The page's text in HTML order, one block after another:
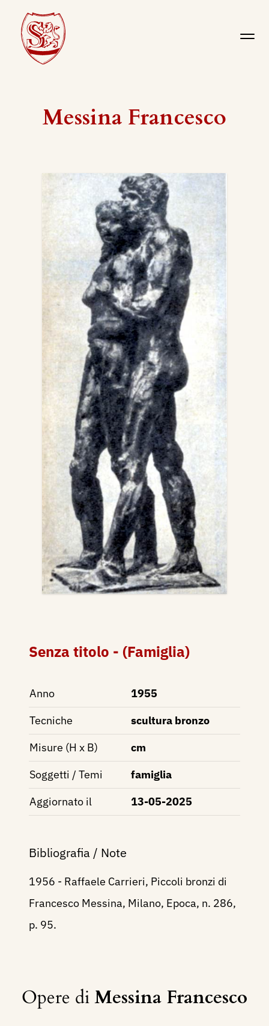
Messina Francesco
Senza titolo - (Famiglia)
Anno
1955
Tecniche
scultura bronzo
Misure (H x B)
cm
Soggetti / Temi
famiglia
Aggiornato il
13-05-2025
Bibliografia / Note
1956 - Raffaele Carrieri, Piccoli bronzi di
Francesco Messina, Milano, Epoca, n. 286,
p. 95.
Opere diMessina Francesco